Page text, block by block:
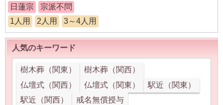
日蓮宗
宗派不問
1人用
2人用 3～4人用
人気のキーワード
樹木葬（関東）
樹木葬（関西）
仏壇式（関西）
仏壇式（関東）
駅近（関東）
駅近（関西）
戒名無償授与